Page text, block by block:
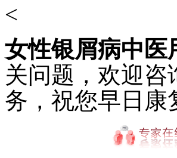
<
女性银屑病中医
关问题，欢迎
务，祝您早日康